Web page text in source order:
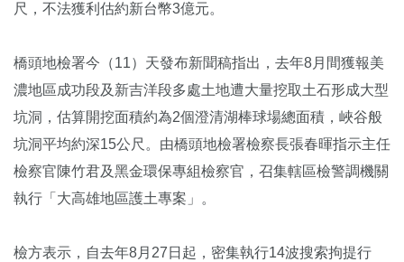
尺，不法獲利估約新台幣3億元。
橋頭地檢署今（11）天發布新聞稿指出，去年8月間獲報美
濃地區成功段及新吉洋段多處土地遭大量挖取土石形成大型
坑洞，估算開挖面積約為2個澄清湖棒球場總面積，峽谷般
坑洞平均約深15公尺。由橋頭地檢署檢察長張春暉指示主任
檢察官陳竹君及黑金環保專組檢察官，召集轄區檢警調機關
執行「大高雄地區護土專案」。
檢方表示，自去年8月27日起，密集執行14波搜索拘提行